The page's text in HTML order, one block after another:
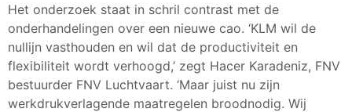
Het onderzoek staat in schril contrast met de
onderhandelingen over een nieuwe cao. ‘KLM wil de
nullijn vasthouden en wil dat de productiviteit en
flexibiliteit wordt verhoogd,’ zegt Hacer Karadeniz, FNV
bestuurder FNV Luchtvaart. ‘Maar juist nu zijn
werkdrukverlagende maatregelen broodnodig. Wij